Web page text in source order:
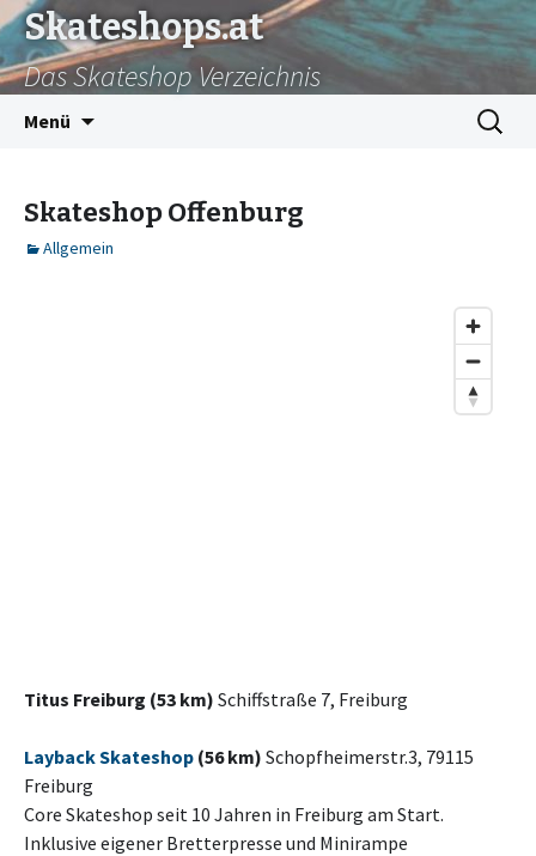
Skateshops.at
Das Skateshop Verzeichnis
Menü
Suchen
nach:
Skateshop Offenburg
Allgemein
Titus Freiburg (53 km) Schiffstraße 7, Freiburg
Layback Skateshop (56 km) Schopfheimerstr.3, 79115
Freiburg
Core Skateshop seit 10 Jahren in Freiburg am Start.
Inklusive eigener Bretterpresse und Minirampe